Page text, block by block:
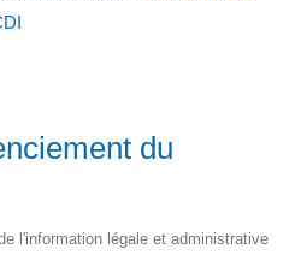
du
l'information légale et administrative